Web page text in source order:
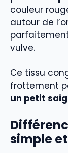
couleur
autour de
vulve.
Ce tissu
frottement
un petit
simple